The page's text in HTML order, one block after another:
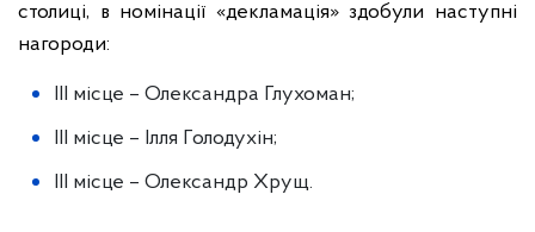
столиці, в номінації «декламація» здобули наступні
нагороди:
III місце – Олександра Глухоман;
III місце – Ілля Голодухін;
III місце – Олександр Хрущ.